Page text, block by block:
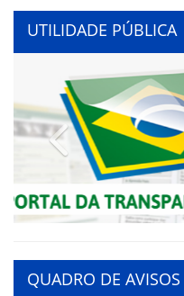
UTILIDADE PÚBLICA
Previous
QUADRO DE AVISOS